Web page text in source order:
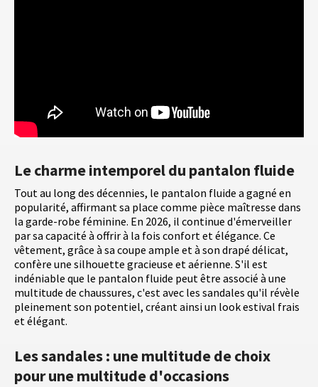
Le charme intemporel du pantalon fluide
Tout au long des décennies, le pantalon fluide a gagné en
popularité, affirmant sa place comme pièce maîtresse dans
la garde-robe féminine. En 2026, il continue d'émerveiller
par sa capacité à offrir à la fois confort et élégance. Ce
vêtement, grâce à sa coupe ample et à son drapé délicat,
confère une silhouette gracieuse et aérienne. S'il est
indéniable que le pantalon fluide peut être associé à une
multitude de chaussures, c'est avec les sandales qu'il révèle
pleinement son potentiel, créant ainsi un look estival frais
et élégant.
Les sandales : une multitude de choix
pour une multitude d'occasions